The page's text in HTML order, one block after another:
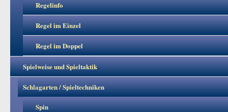
Regelinfo
Regel im Einzel
Regel im Doppel
Spielweise und Spieltaktik
Schlagarten / Spieltechniken
Spin